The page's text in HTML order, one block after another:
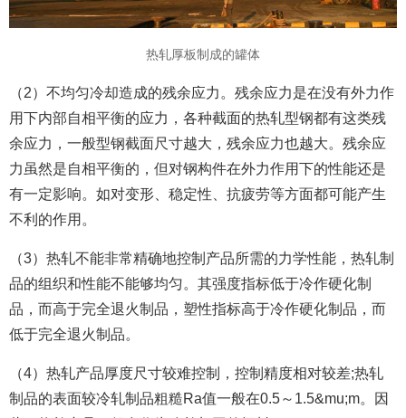
热轧厚板制成的罐体
（2）不均匀冷却造成的残余应力。残余应力是在没有外力作
用下内部自相平衡的应力，各种截面的热轧型钢都有这类残
余应力，一般型钢截面尺寸越大，残余应力也越大。残余应
力虽然是自相平衡的，但对钢构件在外力作用下的性能还是
有一定影响。如对变形、稳定性、抗疲劳等方面都可能产生
不利的作用。
（3）热轧不能非常精确地控制产品所需的力学性能，热轧制
品的组织和性能不能够均匀。其强度指标低于冷作硬化制
品，而高于完全退火制品，塑性指标高于冷作硬化制品，而
低于完全退火制品。
（4）热轧产品厚度尺寸较难控制，控制精度相对较差;热轧
制品的表面较冷轧制品粗糙Ra值一般在0.5～1.5&mu;m。因